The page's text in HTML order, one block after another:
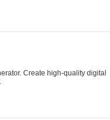
Create high-quality digital